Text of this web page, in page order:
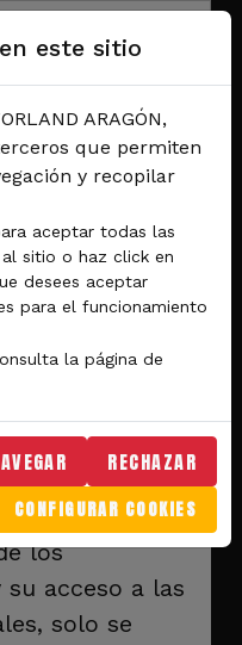
de Aragón se activará este
para el
de
este
los
acceso a las
solo se
este sitio
ARAGÓN,
que permiten
y recopilar
aceptar todas las
sitio o haz click en
desees aceptar
para el funcionamiento
la página de
RECHAZAR
CONFIGURAR COOKIES